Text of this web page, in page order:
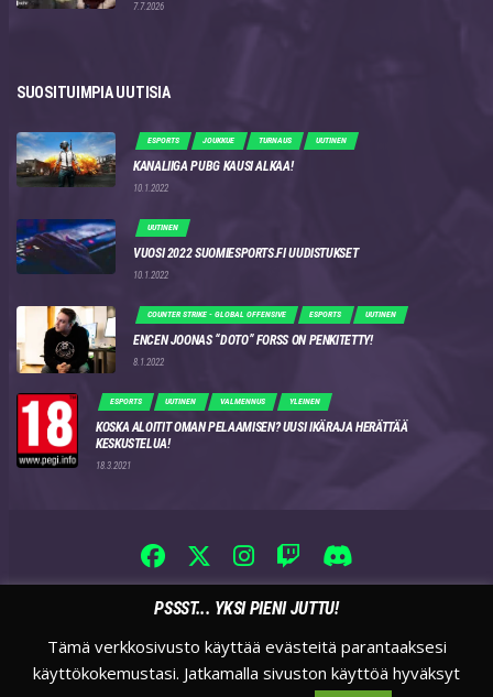
7.7.2026
SUOSITUIMPIA UUTISIA
ESPORTS JOUKKUE TURNAUS UUTINEN
KANALIIGA PUBG KAUSI ALKAA!
10.1.2022
UUTINEN
VUOSI 2022 SUOMIESPORTS.FI UUDISTUKSET
10.1.2022
COUNTER STRIKE - GLOBAL OFFENSIVE ESPORTS UUTINEN
ENCEN JOONAS “DOTO” FORSS ON PENKITETTY!
8.1.2022
ESPORTS UUTINEN VALMENNUS YLEINEN
KOSKA ALOITIT OMAN PELAAMISEN? UUSI IKÄRAJA HERÄTTÄÄ
KESKUSTELUA!
18.3.2021
PSSST... YKSI PIENI JUTTU!
Tämä verkkosivusto käyttää evästeitä parantaaksesi
käyttökokemustasi. Jatkamalla sivuston käyttöä hyväksyt